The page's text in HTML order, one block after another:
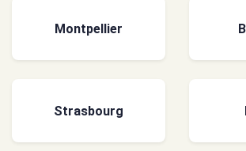
Montpellier
Strasbourg